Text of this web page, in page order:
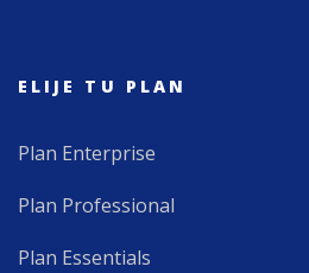
ELIJE TU PLAN
Plan Enterprise
Plan Professional
Plan Essentials